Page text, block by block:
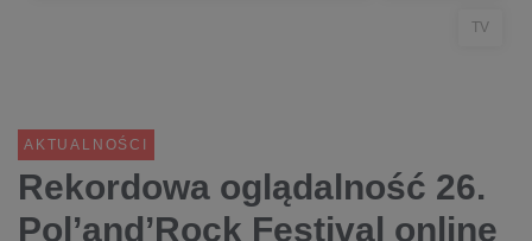
TV
AKTUALNOŚCI
Rekordowa oglądalność 26.
Pol’and’Rock Festival online